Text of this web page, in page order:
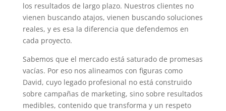
los resultados de largo plazo. Nuestros clientes no
vienen buscando atajos, vienen buscando soluciones
reales, y es esa la diferencia que defendemos en
cada proyecto.
Sabemos que el mercado está saturado de promesas
vacías. Por eso nos alineamos con figuras como
David, cuyo legado profesional no está construido
sobre campañas de marketing, sino sobre resultados
medibles, contenido que transforma y un respeto